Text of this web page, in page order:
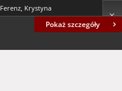
Pokaż szczegóły
Ferenz, Krystyna